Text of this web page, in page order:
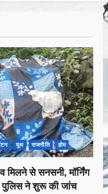
यूथ राजनीति होम
से सनसनी, मॉर्निंग
पुलिस ने शुरू की जांच